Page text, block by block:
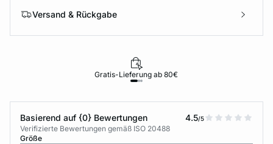
Versand & Rückgabe
Gratis-Lieferung ab 80€
Basierend auf {0} Bewertungen 4.5/5
Verifizierte Bewertungen gemäß ISO 20488
Größe